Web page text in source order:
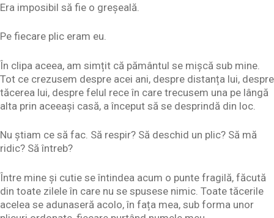
Era imposibil să fie o greșeală.
Pe fiecare plic eram eu.
În clipa aceea, am simțit că pământul se mișcă sub mine.
Tot ce crezusem despre acei ani, despre distanța lui, despre
tăcerea lui, despre felul rece în care trecusem una pe lângă
alta prin aceeași casă, a început să se desprindă din loc.
Nu știam ce să fac. Să respir? Să deschid un plic? Să mă
ridic? Să întreb?
Între mine și cutie se întindea acum o punte fragilă, făcută
din toate zilele în care nu se spusese nimic. Toate tăcerile
acelea se adunaseră acolo, în fața mea, sub forma unor